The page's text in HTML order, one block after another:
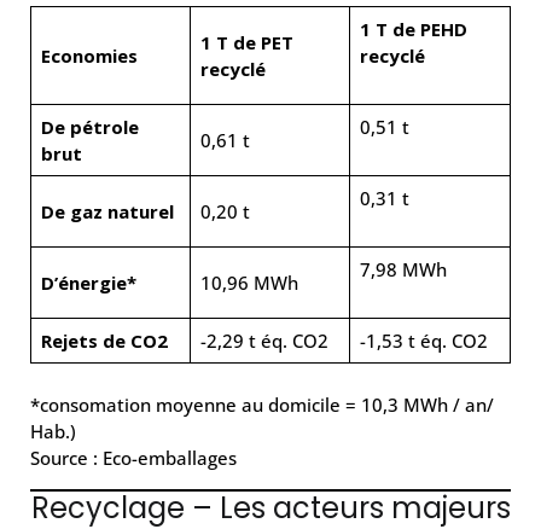
Economies
1 T de PET
recyclé
1 T de PEHD
recyclé
De pétrole
brut
0,61 t
0,51 t
De gaz naturel 0,20 t
0,31 t
D’énergie* 10,96 MWh
7,98 MWh
Rejets de CO2 -2,29 t éq. CO2 -1,53 t éq. CO2
*consomation moyenne au domicile = 10,3 MWh / an/
Hab.)
Source : Eco-emballages
Recyclage – Les acteurs majeurs